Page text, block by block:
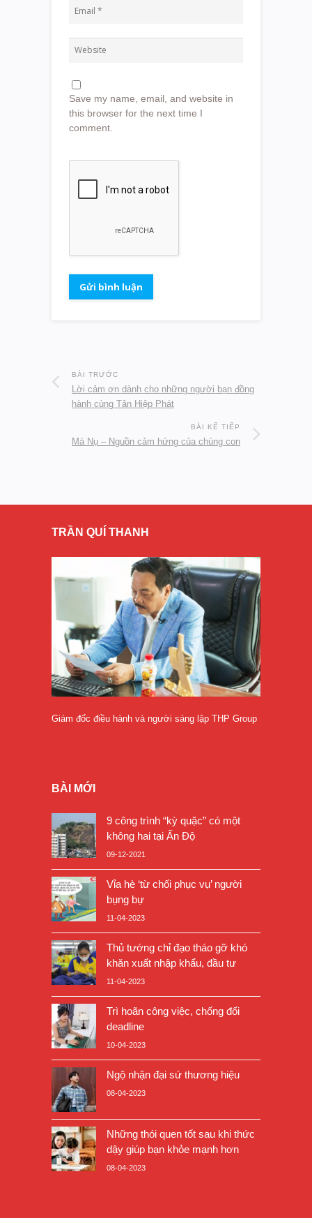
Save my name, email, and website in
this browser for the next time I
comment.
BÀI TRƯỚC
Lời cảm ơn dành cho những người bạn đồng
hành cùng Tân Hiệp Phát
BÀI KẾ TIẾP
Má Nụ – Nguồn cảm hứng của chúng con
TRẦN QUÍ THANH
Giám đốc điều hành và người sáng lập THP Group
BÀI MỚI
9 công trình “kỳ quặc” có một
không hai tại Ấn Độ
09-12-2021
Vỉa hè ‘từ chối phục vụ’ người
bụng bự
11-04-2023
Thủ tướng chỉ đạo tháo gỡ khó
khăn xuất nhập khẩu, đầu tư
11-04-2023
Trì hoãn công việc, chống đối
deadline
10-04-2023
Ngộ nhận đại sứ thương hiệu
08-04-2023
Những thói quen tốt sau khi thức
dậy giúp bạn khỏe mạnh hơn
08-04-2023